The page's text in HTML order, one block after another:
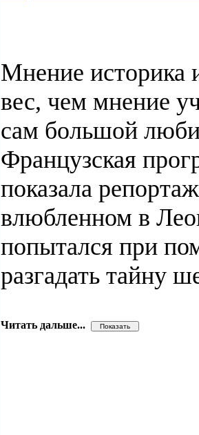
Мнение историка
вес, чем мнение
сам большой
Французская
показала
влюбленном в
попытался при
разгадать тайну
Читать дальше...